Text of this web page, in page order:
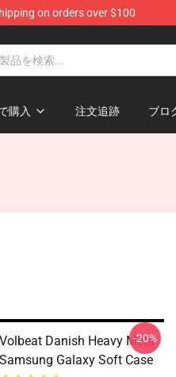
on orders over $100
購入 注文追跡 ブロ
Volbeat Danish Heavy Meta
Samsung Galaxy Soft Case
-20%